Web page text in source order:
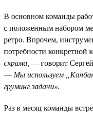
В основном команды
с положенным набором
ретро. Впрочем,
потребности конкретной
скрама, — говорит
— Мы используем
груминг задачи».
Раз в месяц команды